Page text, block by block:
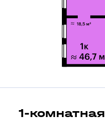
1-комнатная